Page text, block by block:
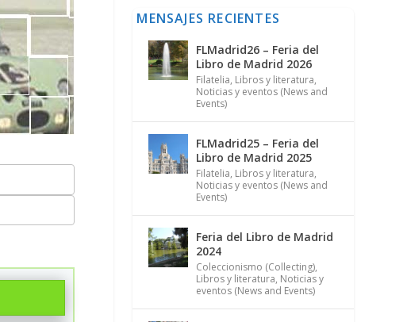
MENSAJES RECIENTES
FLMadrid26 – Feria del
Libro de Madrid 2026
Filatelia, Libros y literatura,
Noticias y eventos (News and
Events)
FLMadrid25 – Feria del
Libro de Madrid 2025
Filatelia, Libros y literatura,
Noticias y eventos (News and
Events)
Feria del Libro de Madrid
2024
Coleccionismo (Collecting),
Libros y literatura, Noticias y
eventos (News and Events)